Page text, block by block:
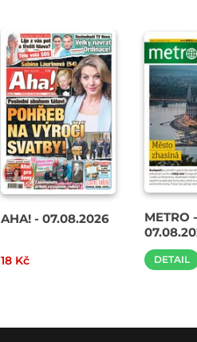
AHA! - 07.08.2026
18 Kč
METRO -
DETAIL